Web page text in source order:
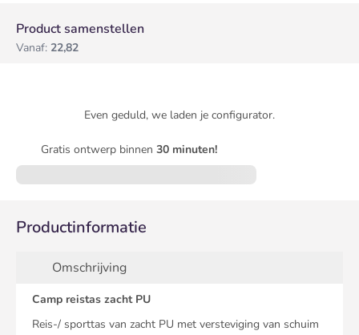
Product samenstellen
Vanaf: 22,82
Even geduld, we laden je configurator.
Gratis ontwerp binnen 30 minuten!
Productinformatie
Omschrijving
Camp reistas zacht PU
Reis-/ sporttas van zacht PU met versteviging van schuim